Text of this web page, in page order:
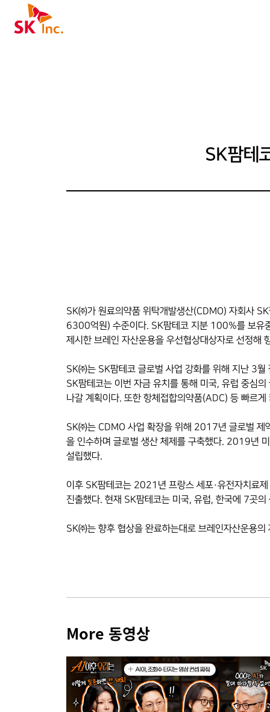
SK주식회사
SK팜테
SK㈜가 원료의약품 위탁개발생산(CDMO) 자회사
6300억원) 수준이다. SK팜테코 지분 100%를 보유
제시한 브레인 자산운용을 우선협상대상자로 선정해
SK㈜는 SK팜테코 글로벌 사업 강화를 위해 지난 3
SK팜테코는 이번 자금 유치를 통해 미국, 유럽 중심
나갈 계획이다. 또한 항체접합의약품(ADC) 등 빠르
SK㈜는 CDMO 사업 확장을 위해 2017년 글로벌
을 인수하며 글로벌 생산 체제를 구축했다. 2019년
설립했다.
이후 SK팜테코는 2021년 프랑스 세포·유전자치료
진출했다. 현재 SK팜테코는 미국, 유럽, 한국에 7곳
SK㈜는 향후 협상을 완료하는대로 브레인자산운용
More 동영상